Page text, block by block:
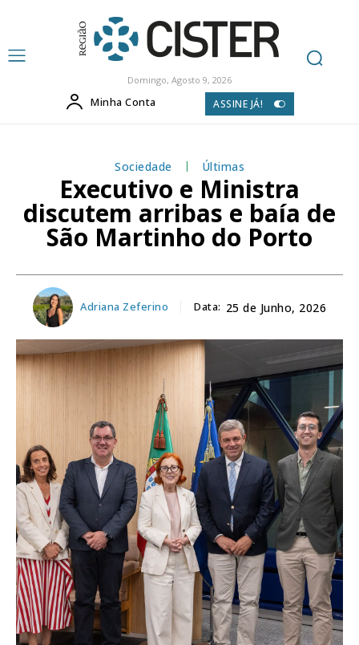
Domingo, Agosto 9, 2026
Minha Conta ASSINE JÁ!
Sociedade Últimas
Executivo e Ministra
discutem arribas e baía de
São Martinho do Porto
Adriana Zeferino Data: 25 de Junho, 2026